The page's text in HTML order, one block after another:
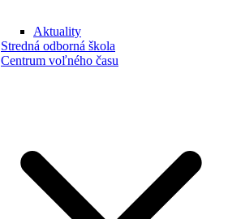
Aktuality
Stredná odborná škola
Centrum voľného času